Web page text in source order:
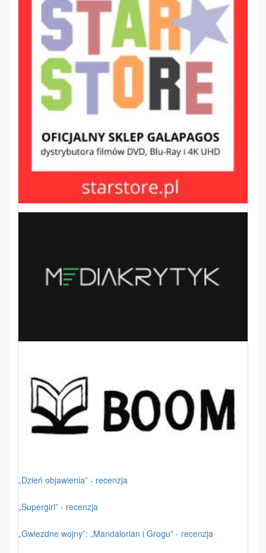
„Dzień objawienia” - recenzja
„Supergirl” - recenzja
„Gwiezdne wojny”: „Mandalorian i Grogu” - recenzja